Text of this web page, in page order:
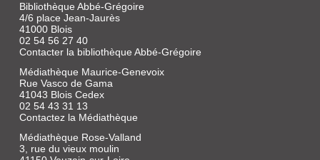
Bibliothèque Abbé-Grégoire
4/6 place Jean-Jaurès
41000 Blois
02 54 56 27 40
Contacter la bibliothèque Abbé-Grégoire
Médiathèque Maurice-Genevoix
Rue Vasco de Gama
41043 Blois Cedex
02 54 43 31 13
Contactez la Médiathèque
Médiathèque Rose-Valland
3, rue du vieux moulin